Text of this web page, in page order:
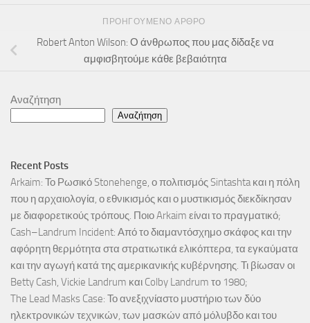
ΠΡΟΗΓΟΎΜΕΝΟ ΆΡΘΡΟ
Robert Anton Wilson: Ο άνθρωπος που μας δίδαξε να
αμφισβητούμε κάθε βεβαιότητα
Αναζήτηση
Αναζήτηση
Recent Posts
Arkaim: Το Ρωσικό Stonehenge, ο πολιτισμός Sintashta και η πόλη
που η αρχαιολογία, ο εθνικισμός και ο μυστικισμός διεκδίκησαν
με διαφορετικούς τρόπους. Ποιο Arkaim είναι το πραγματικό;
Cash–Landrum Incident: Από το διαμαντόσχημο σκάφος και την
αφόρητη θερμότητα στα στρατιωτικά ελικόπτερα, τα εγκαύματα
και την αγωγή κατά της αμερικανικής κυβέρνησης. Τι βίωσαν οι
Betty Cash, Vickie Landrum και Colby Landrum το 1980;
The Lead Masks Case: Το ανεξιχνίαστο μυστήριο των δύο
ηλεκτρονικών τεχνικών, των μασκών από μόλυβδο και του